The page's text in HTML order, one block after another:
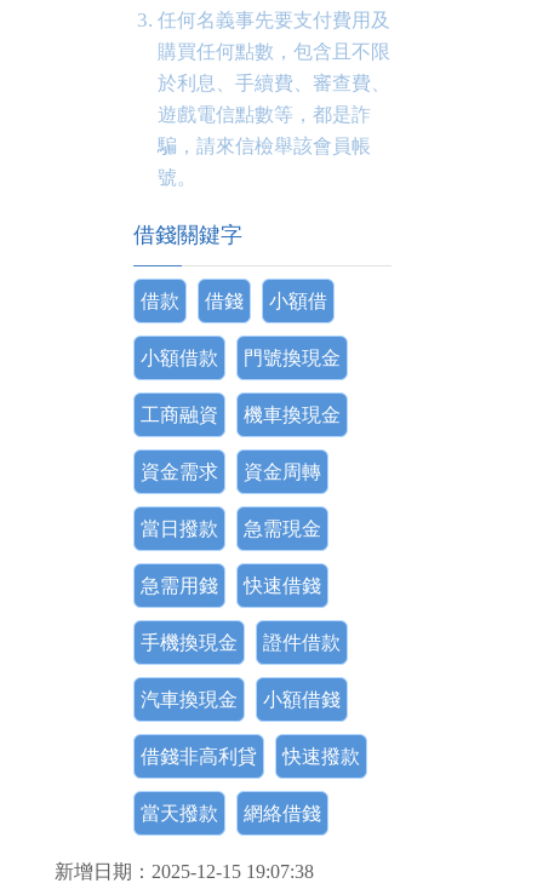
任何名義事先要支付費用及
購買任何點數，包含且不限
於利息、手續費、審查費、
遊戲電信點數等，都是詐
騙，請來信檢舉該會員帳
號。
借錢關鍵字
借款 借錢 小額借
小額借款 門號換現金
工商融資 機車換現金
資金需求 資金周轉
當日撥款 急需現金
急需用錢 快速借錢
手機換現金 證件借款
汽車換現金 小額借錢
借錢非高利貸 快速撥款
當天撥款 網絡借錢
新增日期：2025-12-15 19:07:38